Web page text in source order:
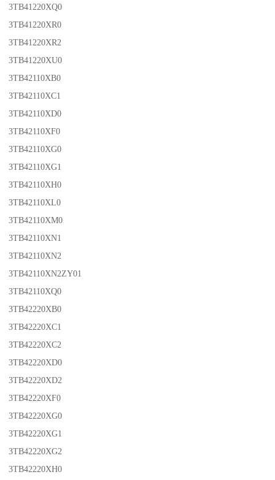
3TB41220XQ0
3TB41220XR0
3TB41220XR2
3TB41220XU0
3TB42110XB0
3TB42110XC1
3TB42110XD0
3TB42110XF0
3TB42110XG0
3TB42110XG1
3TB42110XH0
3TB42110XL0
3TB42110XM0
3TB42110XN1
3TB42110XN2
3TB42110XN2ZY01
3TB42110XQ0
3TB42220XB0
3TB42220XC1
3TB42220XC2
3TB42220XD0
3TB42220XD2
3TB42220XF0
3TB42220XG0
3TB42220XG1
3TB42220XG2
3TB42220XH0